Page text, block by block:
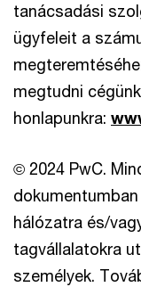
tanácsadási
ügyfeleit a
megtudni
honlapunkra:
© 2024 PwC.
dokumentumban
hálózatra és/
tagvállalatokra
személyek.